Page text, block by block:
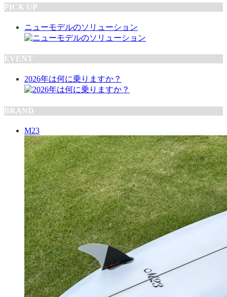
PICK UP
ニューモデルのソリューション
EVENT
2026年は何に乗りますか？
BRAND
M23